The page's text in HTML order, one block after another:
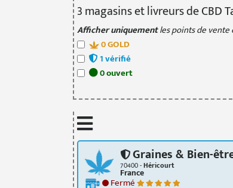
3magasinset livreursde CBD
Afficher uniquementles points de vente
0GOLD
1vérifié
0ouvert
Graines & Bien-
70400 -Héricourt
France
Fermé